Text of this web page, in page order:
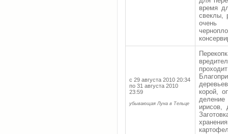
время
свеклы,
очень
с 29 августа 2010 20:34
по 31 августа 2010
23:59
убывающая Луна в Тельце
корой,
ирисов,